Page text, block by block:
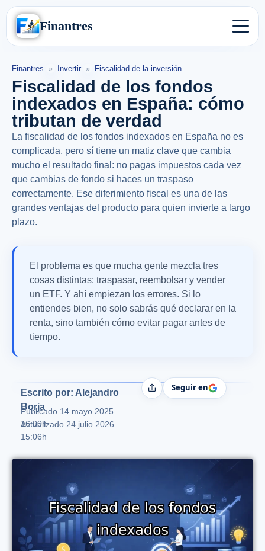
Finantres
Finantres » Invertir » Fiscalidad de la inversión
Fiscalidad de los fondos
indexados en España: cómo
tributan de verdad
La fiscalidad de los fondos indexados en España no es
complicada, pero sí tiene un matiz clave que cambia
mucho el resultado final: no pagas impuestos cada vez
que cambias de fondo si haces un traspaso
correctamente. Ese diferimiento fiscal es una de las
grandes ventajas del producto para quien invierte a largo
plazo.
El problema es que mucha gente mezcla tres
cosas distintas: traspasar, reembolsar y vender
un ETF. Y ahí empiezan los errores. Si lo
entiendes bien, no solo sabrás qué declarar en la
renta, sino también cómo evitar pagar antes de
tiempo.
Escrito por: Alejandro
Borja
Publicado 14 mayo 2025
16:00h
Actualizado 24 julio 2026
15:06h
CompartirSeguir en